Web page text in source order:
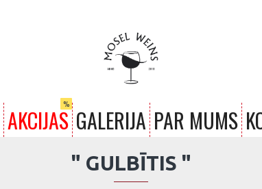
AKCIJAS
%
GALERIJA PAR MUMS
" GULBĪTIS "